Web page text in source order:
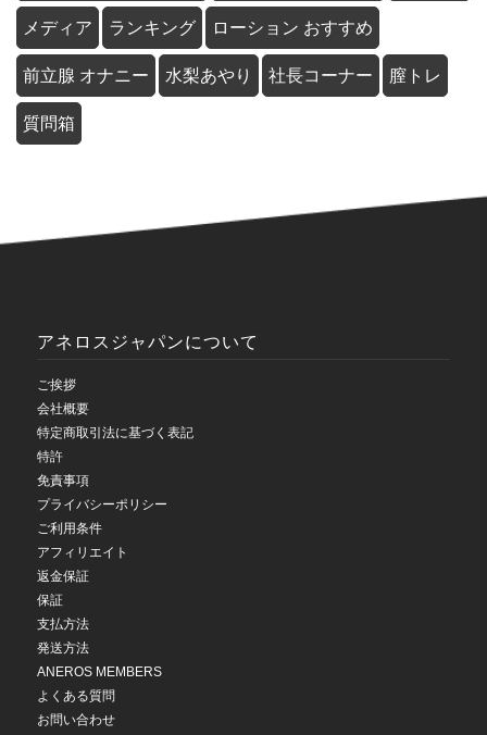
メディア ランキング ローション おすすめ
前立腺 オナニー 水梨あやり 社長コーナー 膣トレ
質問箱
アネロスジャパンについて
ご挨拶
会社概要
特定商取引法に基づく表記
特許
免責事項
プライバシーポリシー
ご利用条件
アフィリエイト
返金保証
保証
支払方法
発送方法
ANEROS MEMBERS
よくある質問
お問い合わせ